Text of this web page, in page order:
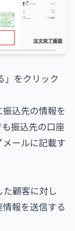
」をクリック
込先の情報を
振込先の口座
ールに記載す
顧客に対し
報を送信する